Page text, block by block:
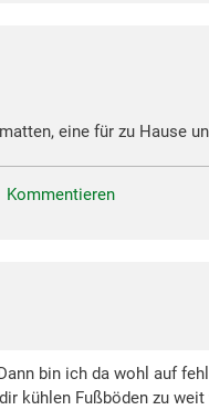
eine für zu Hause
Kommentieren
bin ich da wohl auf
kühlen Fußböden zu